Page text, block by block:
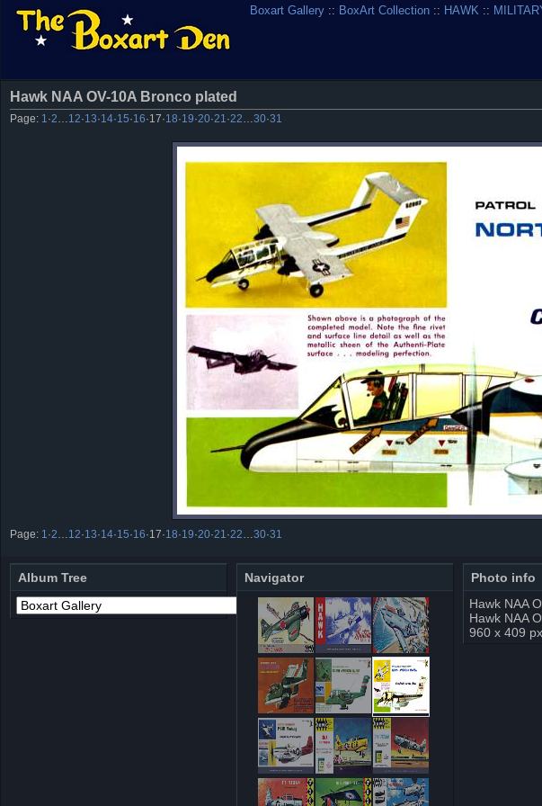
Boxart Gallery :: BoxArt Collection :: HAWK ::
Hawk NAA OV-10A Bronco plated
Page: 1 ·2 12·13·14·15·16·17·18·19·20·21 ·22 30·31
Page: 1 ·2 12·13·14·15·16·17·18·19·20·21 ·22 30·31
Album Tree Navigator
Photo info
Hawk NAA
Hawk NAA
960 x 409 px